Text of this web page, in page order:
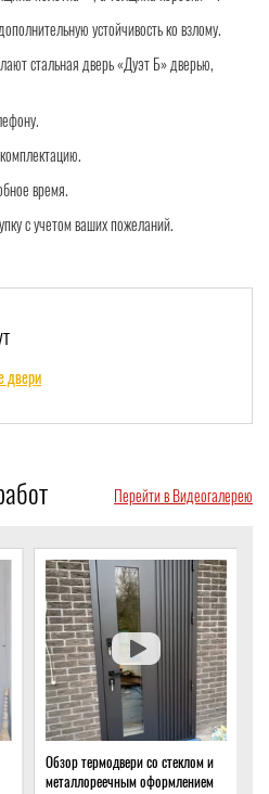
устойчивость ко взлому.
стальная дверь «Дуэт Б» дверью,
время.
с учетом ваших пожеланий.
двери
Перейти в Видеогалерею
Обзор термодвери со стеклом и
металлореечным оформлением